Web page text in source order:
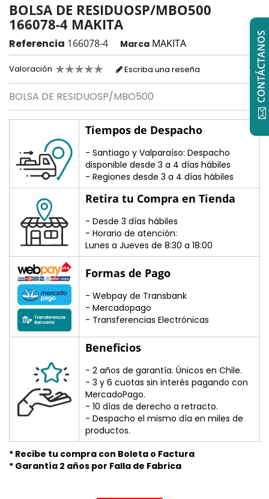
BOLSA DE RESIDUOSP/MBO500
166078-4 MAKITA
Referencia 166078-4 Marca MAKITA
Valoración Escriba una reseña
BOLSA DE RESIDUOSP/MBO500
Tiempos de Despacho
- Santiago y Valparaíso: Despacho
disponible desde 3 a 4 días hábiles
- Regiones desde 3 a 4 días hábiles
Retira tu Compra en Tienda
- Desde 3 días hábiles
- Horario de atención:
Lunes a Jueves de 8:30 a 18:00
Formas de Pago
- Webpay de Transbank
- Mercadopago
- Transferencias Electrónicas
Beneficios
- 2 años de garantía. Únicos en Chile.
- 3 y 6 cuotas sin interés pagando con
MercadoPago.
- 10 días de derecho a retracto.
- Despacho el mismo día en miles de
productos.
* Recibe tu compra con Boleta o Factura
* Garantía 2 años por Falla de Fabrica
CONTÁCTANOS